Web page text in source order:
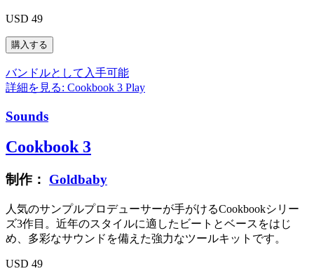
USD 49
バンドルとして入手可能
詳細を見る: Cookbook 3 Play
Sounds
Cookbook 3
制作： Goldbaby
人気のサンプルプロデューサーが手がけるCookbookシリー
ズ3作目。近年のスタイルに適したビートとベースをはじ
め、多彩なサウンドを備えた強力なツールキットです。
USD 49